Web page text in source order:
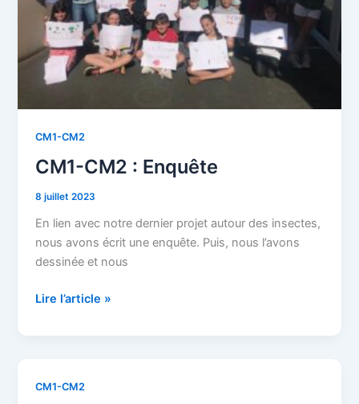
CM1-CM2
CM1-CM2 : Enquête
8 juillet 2023
En lien avec notre dernier projet autour des insectes,
nous avons écrit une enquête. Puis, nous l’avons
dessinée et nous
Lire l’article »
CM1-CM2
CM1-